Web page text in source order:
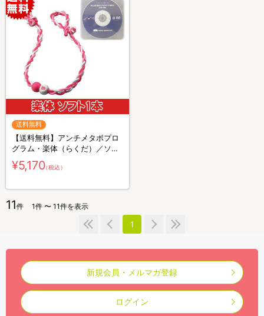
送料無料
【送料無料】アンチメタボプロ
グラム・楽体（らくだ）／ソフ
ト（ピンク）
¥5,170（税込）
11件 1件 〜 11件を表示
1
新規会員・メルマガ登録
ログイン